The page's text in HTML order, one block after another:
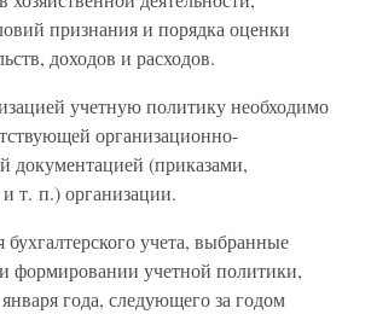
признания и порядка оценки
доходов и расходов.
учетную политику необходимо
организационно-
документацией (приказами,
т. п.) организации.
учета, выбранные
формировании учетной политики,
года, следующего за годом